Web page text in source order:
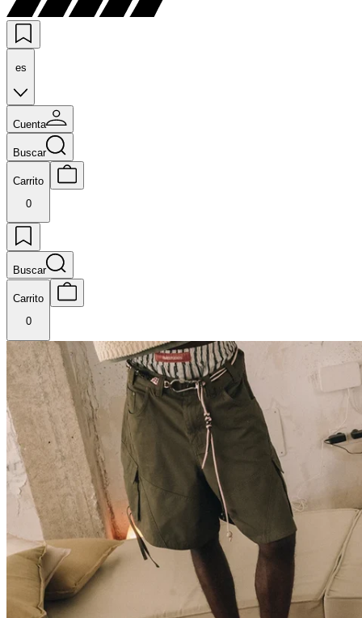
es
Cuenta
Buscar
Carrito
0
Buscar
Carrito
0